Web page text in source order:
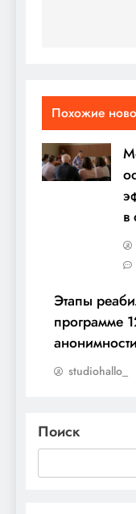
Похожие
в
Этапы
программе
studiohallo_
Поиск